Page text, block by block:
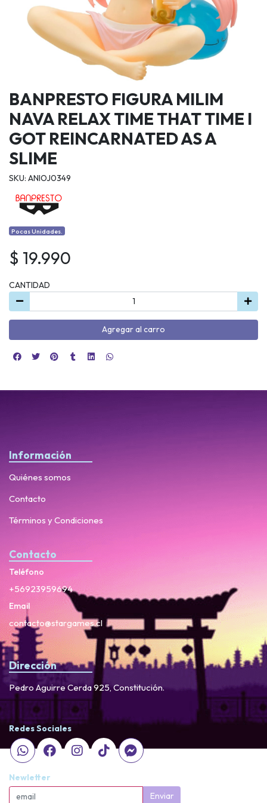
BANPRESTO FIGURA MILIM
NAVA RELAX TIME THAT TIME I
GOT REINCARNATED AS A
SLIME
SKU: ANIOJ0349
Pocas Unidades.
$ 19.990
CANTIDAD
Agregar al carro
Información
Quiénes somos
Contacto
Términos y Condiciones
Contacto
Teléfono
+56923959694
Email
contacto@stargames.cl
Dirección
Pedro Aguirre Cerda 925, Constitución.
Redes Sociales
Newletter
Enviar